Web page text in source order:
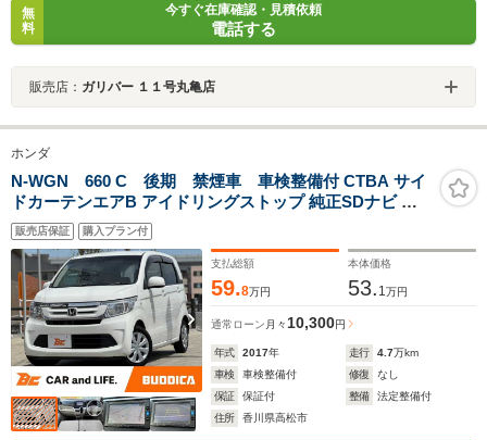
無
料
今すぐ在庫確認・見積依頼
電話する
販売店： ガリバー １１号丸亀店
ホンダ
N-WGN 660 C 後期 禁煙車 車検整備付 CTBA サイ
ドカーテンエアB アイドリングストップ 純正SDナビ 地
デジ BT キーレス ETC 電格ミラー 横滑り防止 ヘッドラ
イトレベライザー ベンチシート Pガラス マットバイザー
販売店保証 購入プラン付
支払総額
59.8万円
本体価格
53. 1 万円
通常ローン 月々 10,300円
年式 2017年 走行 4.7万km
車検
車検整備付 修復
なし
保証
保証付 整備
法定整備付
住所
香川県高松市